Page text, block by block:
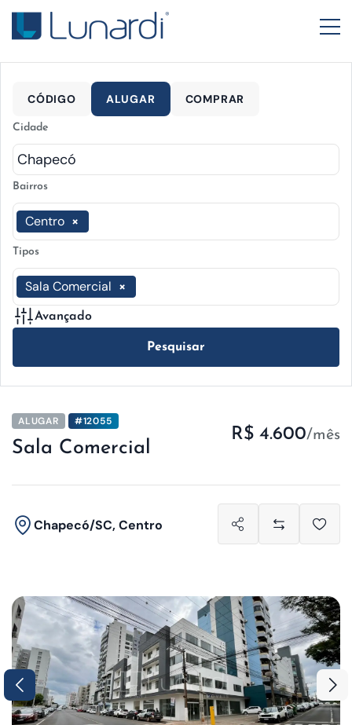
CÓDIGO ALUGAR COMPRAR
Cidade
Bairros
×
Centro
Tipos
×
Sala Comercial
Avançado
Pesquisar
ALUGAR #12055
Sala Comercial
R$ 4.600/mês
Chapecó/SC, Centro